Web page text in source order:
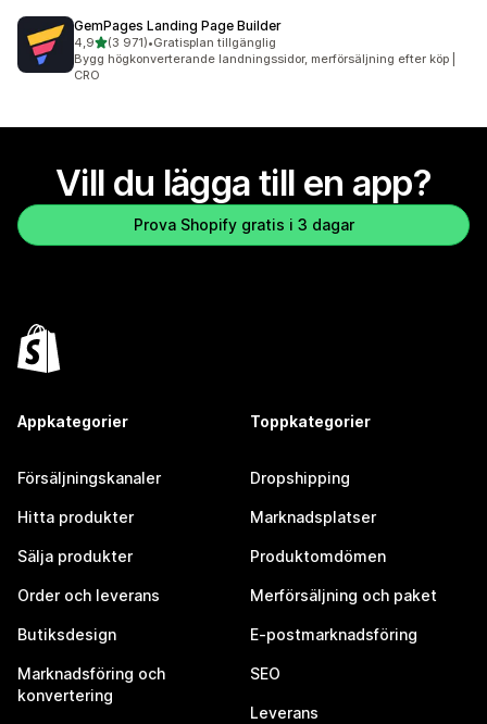
GemPages Landing Page Builder
4,9av 5 stjärnor
(3 971)
3971 recensioner totalt
•Gratisplan tillgänglig
Bygg högkonverterande landningssidor, merförsäljning efter köp |
CRO
Vill du lägga till en app?
Prova Shopify gratis i 3 dagar
Appkategorier
Försäljningskanaler
Hitta produkter
Sälja produkter
Order och leverans
Butiksdesign
Marknadsföring och
konvertering
Toppkategorier
Dropshipping
Marknadsplatser
Produktomdömen
Merförsäljning och paket
E-postmarknadsföring
SEO
Leverans